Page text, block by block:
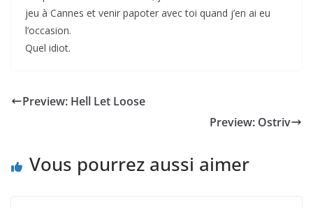
jeu à Cannes et venir papoter avec toi quand j’en ai eu
l’occasion.
Quel idiot.
Preview: Hell Let Loose
Preview: Ostriv
Vous pourrez aussi aimer